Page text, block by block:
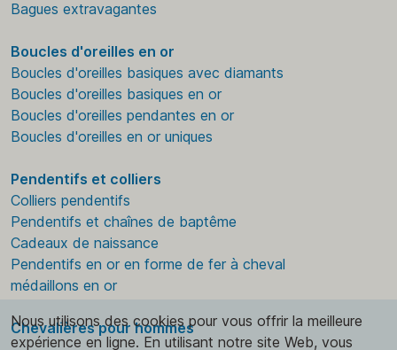
Bagues extravagantes
Boucles d'oreilles en or
Boucles d'oreilles basiques avec diamants
Boucles d'oreilles basiques en or
Boucles d'oreilles pendantes en or
Boucles d'oreilles en or uniques
Pendentifs et colliers
Colliers pendentifs
Pendentifs et chaînes de baptême
Cadeaux de naissance
Pendentifs en or en forme de fer à cheval
médaillons en or
Chevalières pour hommes
Nous utilisons des cookies pour vous offrir la meilleure
expérience en ligne. En utilisant notre site Web, vous